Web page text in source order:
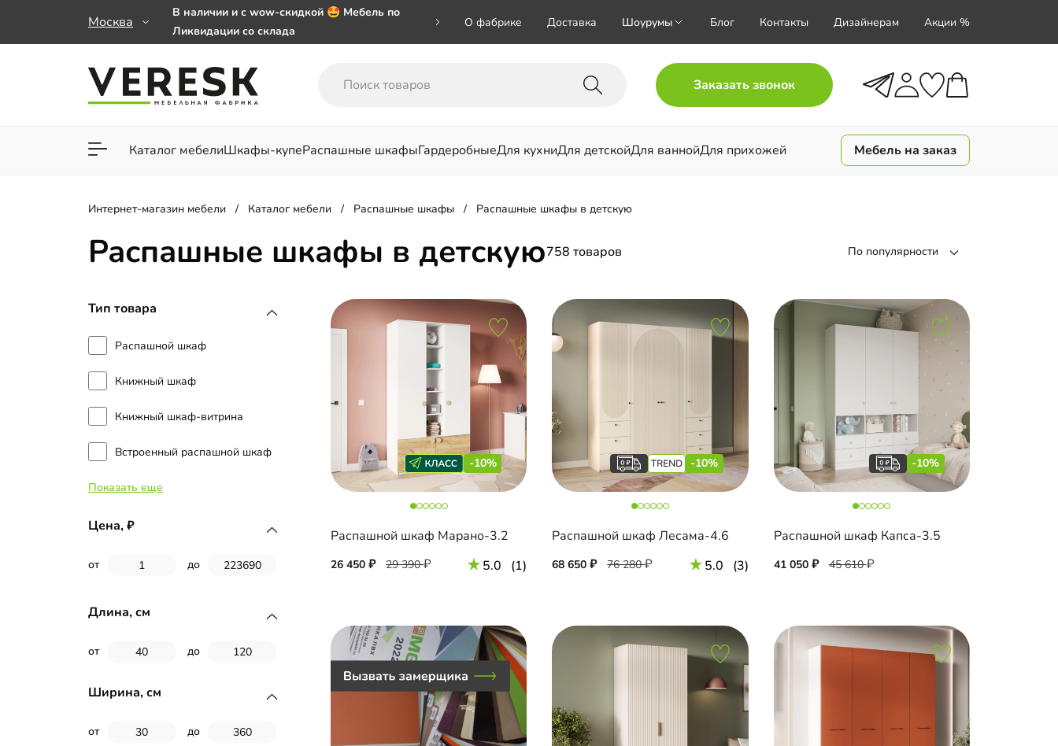
Москва
В наличии и с wow-скидкой 🤩 Мебель по
Ликвидации со склада
заказе от 50 000 ₽
Важно! Наш Whatsapp переехал на номер
О фабрике Доставка Шоурумы Блог Контакты Дизайнерам Акции %
Заказать звонок
Каталог мебелиШкафы-купеРаспашные шкафыГардеробныеДля кухниДля детскойДля ваннойДля прихожей
Для гостиной Для спальни
Мебель на заказ
Интернет-магазин мебели Каталог мебели Распашные шкафы Распашные шкафы в детскую
Распашные шкафы в детскую758 товаров По популярности
Тип товара
Распашной шкаф
Книжный шкаф
Книжный шкаф-витрина
Встроенный распашной шкаф
Распашной шкаф угловой
Показать еще
Цена,
от до
Длина, см
от до
Ширина, см
от до
-10%
Распашной шкаф Марано-3.2
26 450 29 390 5.0 (1)
-10%
Распашной шкаф Лесама-4.6
68 650 76 280 5.0 (3)
-10%
Распашной шкаф Капса-3.5
41 050 45 610